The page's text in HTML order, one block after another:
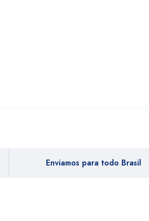
Enviamos para todo Brasil